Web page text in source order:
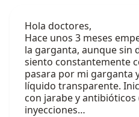
Hola doctores,
Hace unos 3 meses
la garganta, aunque sin
siento constantemente
pasara por mi garganta
líquido transparente.
con jarabe y
inyecciones…